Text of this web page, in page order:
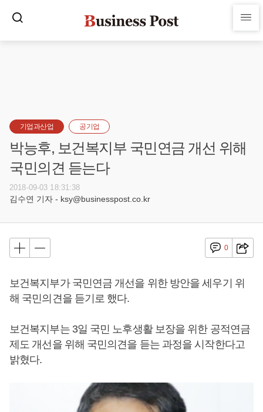
기업과산업 공기업
박능후, 보건복지부 국민연금 개선 위해
국민의견 듣는다
2018-09-03 18:31:38
김수연 기자 - ksy@businesspost.co.kr
0
보건복지부가 국민연금 개선을 위한 방안을 세우기 위
해 국민의견을 듣기로 했다.
보건복지부는 3일 국민 노후생활 보장을 위한 공적연금
제도 개선을 위해 국민의견을 듣는 과정을 시작한다고
밝혔다.